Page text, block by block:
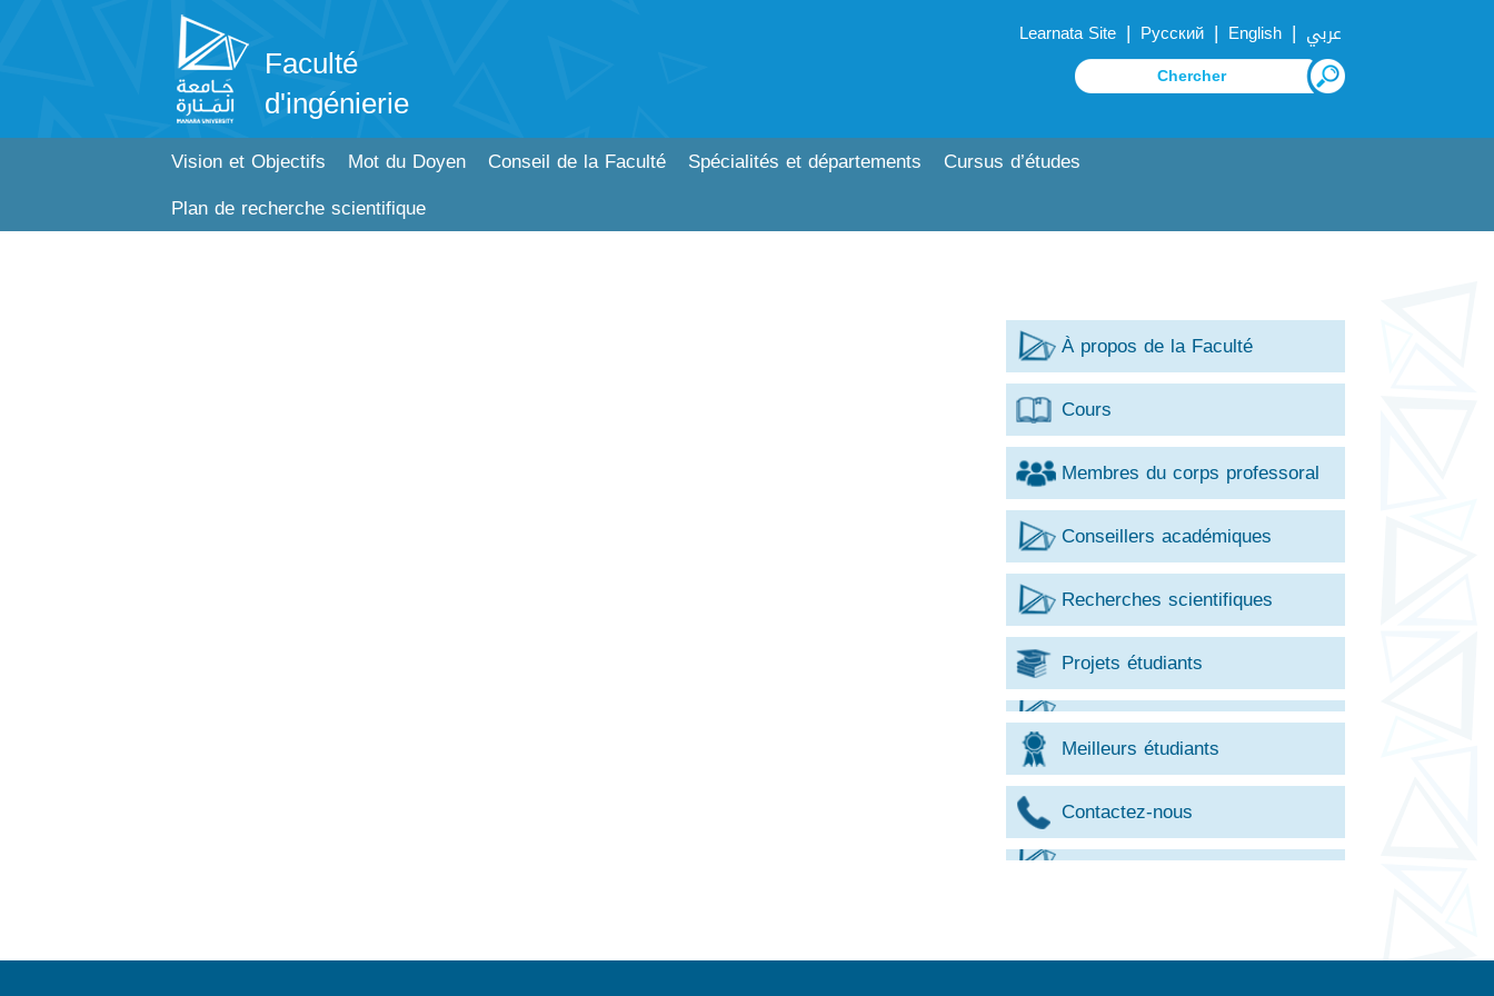
Faculté
d'ingénierie
Learnata Site | Русский | English | عربي
Vision et Objectifs Mot du Doyen Conseil de la Faculté Spécialités et départements
Cursus d’études
Plan de recherche scientifique
À propos de la Faculté
Cours
Membres du corps professoral
Conseillers académiques
Recherches scientifiques
Projets étudiants
Meilleurs étudiants
Contactez-nous